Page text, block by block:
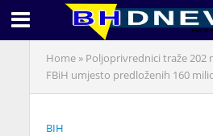
Home» Poljoprivrednici traže 202
FBiH umjesto predloženih 160
BIH